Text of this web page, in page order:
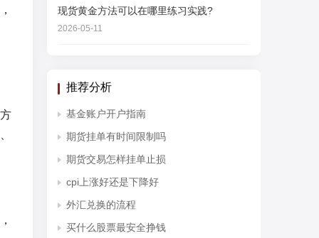
现货黄金方法可以在哪里练习实践?
2026-05-11
推荐分析
基金账户开户指南
期货挂单有时间限制吗
期货交易怎样挂单止损
cpi上涨好还是下降好
外汇兑换的流程
买什么股票最安全挣钱